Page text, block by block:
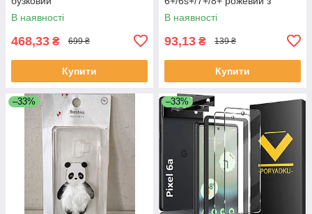
В наявності
468,33 ₴ 699 ₴
Купити
принтом
В наявності
93,13 ₴ 139 ₴
Купити
–33% –33%